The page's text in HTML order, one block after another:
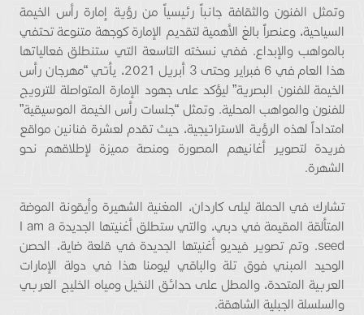
وتمثل الفنون والثقافة جانباً رئيسياً من رؤية إمارة رأس الخيمة
السياحية، وعنصراً بالغ الأهمية لتقديم الإمارة كوجهة متنوعة تحتفي
بالمواهب والإبداع. ففي نسخته التاسعة التي ستنطلق فعالياتها
هذا العام في 6 فبراير وحتى 3 أبريل 2021، يأتي “مهرجان رأس
الخيمة للفنون البصرية” ليؤكد على جهود الإمارة المتواصلة للترويج
للفنون والمواهب المحلية. وتمثل “جلسات رأس الخيمة الموسيقية”
امتداداً لهذه الرؤية الاستراتيجية، حيث تقدم لعشرة فنانين مواقع
فريدة لتصوير أغانيهم المصورة ومنصة مميزة لإطلاقهم نحو
الشهرة.
تشارك في الحملة ليلى كاردان، المغنية الشهيرة وأيقونة الموضة
المتألقة المقيمة في دبي، والتي ستطلق أغنيتها الجديدة I am a
seed. وتم تصوير فيديو أغنيتها الجديدة في قلعة ضاية، الحصن
الوحيد المبني فوق تلة والباقي ليومنا هذا في دولة الإمارات
العربية المتحدة، والمطل على حدائق النخيل ومياه الخليج العربي
والسلسلة الجبلية الشاهقة.